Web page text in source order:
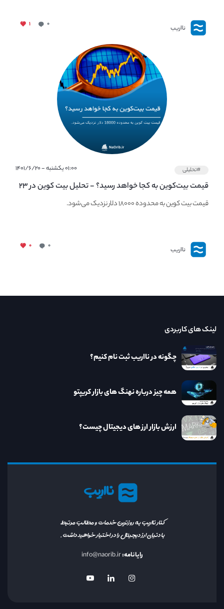
نااریب ۰ ۱
#تحلیلی ۰۱:۰۰ یکشنبه - ۱۴۰۱/۶/۲۰
قیمت بیت‌کوین به کجا خواهد رسید؟ - تحلیل بیت کوین در ۲۳
مهر ماه
قیمت بیت کوین به محدوده ۱۸۰۰۰ دلار نزدیک می‌شود.
نااریب ۰ ۰
نااریب
کنار نااریب به روزترین خدمات و مطالب مرتبط
با دنیای ارز دیجیتال را در اختیار خواهید داشت.
رایانامه:info@naorib.ir
لینک های کاربردی
چگونه در نااریب ثبت نام کنیم؟
همه چیز درباره نهنگ های بازار کریپتو
ارزش بازار ارز های دیجیتال چیست؟